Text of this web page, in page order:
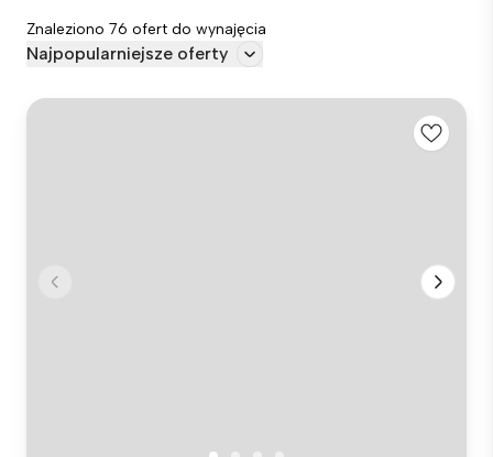
Znaleziono 76 ofert do wynajęcia
Najpopularniejsze oferty